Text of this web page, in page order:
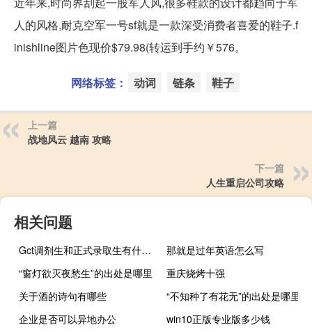
人的风格,耐克空军一号sf就是一款深受消费者喜爱的鞋子.f
inishline图片色现价$79.98(转运到手约￥576。
网络标签： 动词 链条 鞋子
上一篇
战地风云 越南 攻略
下一篇
人生重启公司攻略
相关问题
Gct调剂生和正式录取生有什么区别
那就是过年英语怎么写
“窗灯欲灭夜愁生”的出处是哪里
重庆烧烤十强
关于酒的诗句有哪些
“不知种了有花无”的出处是哪里
企业是否可以异地办公
win10正版专业版多少钱